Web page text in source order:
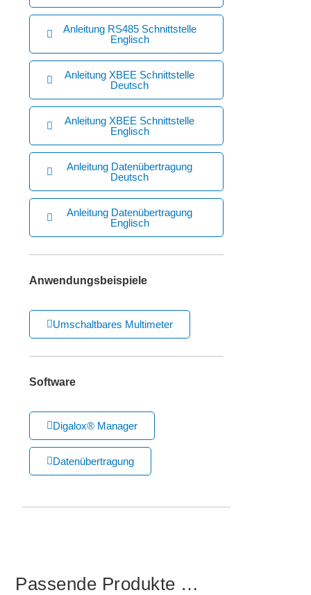
Anleitung RS485 Schnittstelle
Englisch
Anleitung XBEE Schnittstelle
Deutsch
Anleitung XBEE Schnittstelle
Englisch
Anleitung Datenübertragung
Deutsch
Anleitung Datenübertragung
Englisch
Anwendungsbeispiele
Umschaltbares Multimeter
Software
Digalox® Manager
Datenübertragung
Passende Produkte …